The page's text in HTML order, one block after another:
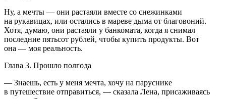
Ну, а мечты — они растаяли вместе со снежинками
на рукавицах, или остались в мареве дыма от благовоний.
Хотя, думаю, они растаяли у банкомата, когда я снимал
последние пятьсот рублей, чтобы купить продукты. Вот
она — моя реальность.
Глава 3. Прошло полгода
— Знаешь, есть у меня мечта, хочу на паруснике
в путешествие отправиться, — сказала Лена, присаживаясь